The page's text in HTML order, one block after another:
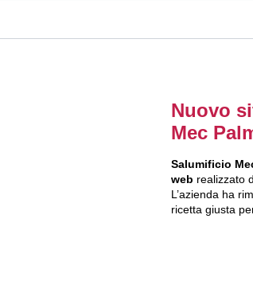
Nuovo
Mec
Salumificio
web realizzato
L’azienda ha
ricetta giusta